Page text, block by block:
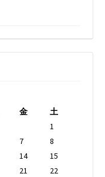
金
土
1
7
8
14
15
21
22